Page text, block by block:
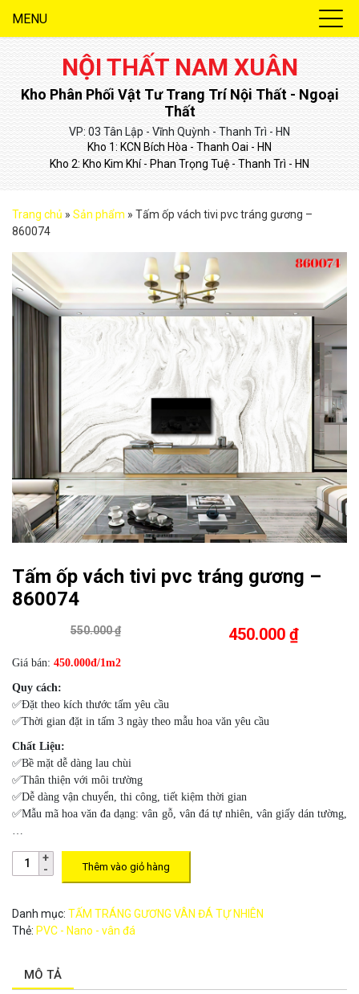
MENU
NỘI THẤT NAM XUÂN
Kho Phân Phối Vật Tư Trang Trí Nội Thất - Ngoại
Thất
VP: 03 Tân Lập - Vĩnh Quỳnh - Thanh Trì - HN
Kho 1: KCN Bích Hòa - Thanh Oai - HN
Kho 2: Kho Kim Khí - Phan Trọng Tuệ - Thanh Trì - HN
Trang chủ » Sản phẩm » Tấm ốp vách tivi pvc tráng gương –
860074
Tấm ốp vách tivi pvc tráng gương –
860074
550.000 ₫ 450.000 ₫
Giá bán: 450.000đ/1m2
Quy cách:
✅Đặt theo kích thước tấm yêu cầu
✅Thời gian đặt in tấm 3 ngày theo mẫu hoa văn yêu cầu
Chất Liệu:
✅Bề mặt dễ dàng lau chùi
✅Thân thiện với môi trường
✅Dễ dàng vận chuyển, thi công, tiết kiệm thời gian
✅Mẫu mã hoa văn đa dạng: vân gỗ, vân đá tự nhiên, vân giấy dán tường,
Thêm vào giỏ hàng
Danh mục: TẤM TRÁNG GƯƠNG VÂN ĐÁ TỰ NHIÊN
Thẻ: PVC - Nano - vân đá
MÔ TẢ